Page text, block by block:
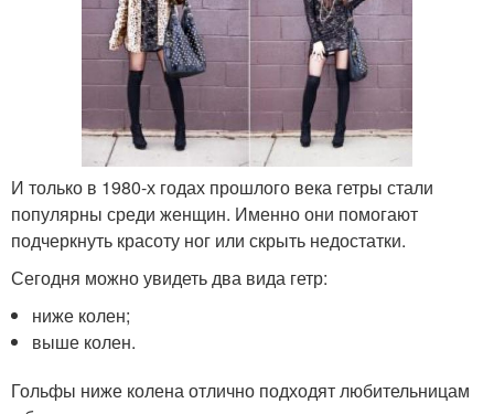
И только в 1980-х годах прошлого века гетры стали
популярны среди женщин. Именно они помогают
подчеркнуть красоту ног или скрыть недостатки.
Сегодня можно увидеть два вида гетр:
ниже колен;
выше колен.
Гольфы ниже колена отлично подходят любительницам